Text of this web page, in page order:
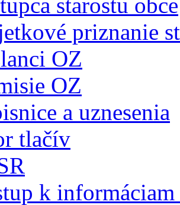
starostu obce
priznanie
OZ
OZ
a uznesenia
tlačív
k